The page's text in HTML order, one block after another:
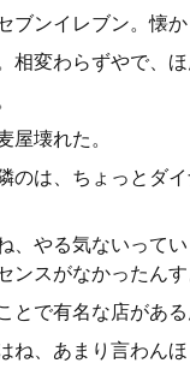
ブンイレブン。懐か
相変わらずやで、ほ
屋壊れた。
のは、ちょっとダ
、やる気ないって
ンスがなかったんす
とで有名な店がある
ね、あまり言わんほ